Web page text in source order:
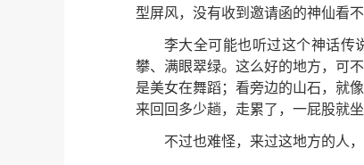
型屏风，没有收到邀请函的神仙看
李大全可能也听过这个神话传
攀、满眼翠绿。这么好的地方，可
是美女在舞蹈；看旁边的山石，就
来回回多少趟，走累了，一屁股就
不过也难怪，来过这地方的人